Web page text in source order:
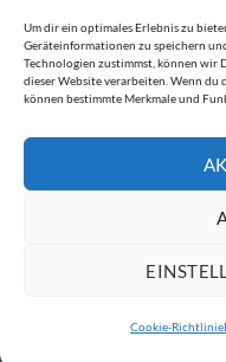
Um dir ein optimales Erlebnis zu
Geräteinformationen zu speichern
Technologien zustimmst, können wir
dieser Website verarbeiten. Wenn
können bestimmte Merkmale und
Cookie-Richtlinie
Are you human?
Copyright 2026 ©ATW